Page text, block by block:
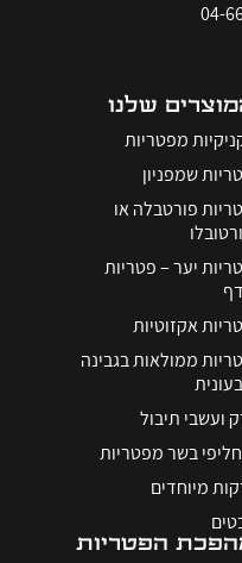
04-
שלנו
מפטריות
שמפניון
פורטבלה או
יער – פטריות
אקזוטיות
ממולאות בגבינה
ועשבי תיבול
בשר מפטריות
מיוחדים
הפטריות